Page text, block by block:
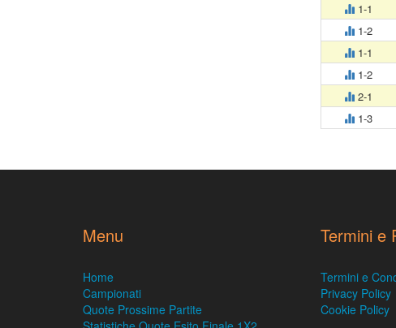
1-1
1-2
1-1
1-2
2-1
1-3
Menu
Home
Campionati
Quote Prossime Partite
Termini e
Termini e
Privacy Policy
Cookie Policy